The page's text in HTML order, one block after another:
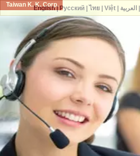
Taiwan K. K. Corp.
English| Русский| ไทย| Việt| العربية